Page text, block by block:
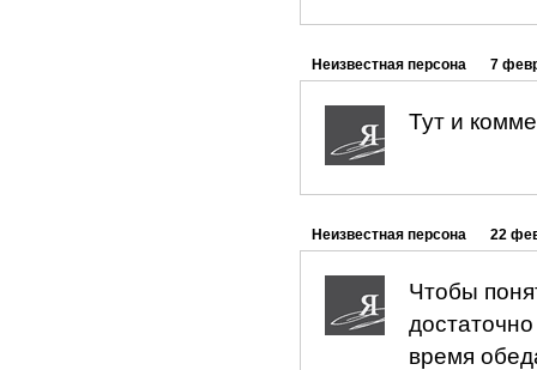
Неизвестная персона 7
Тут и
Неизвестная персона 22
Чтобы
время